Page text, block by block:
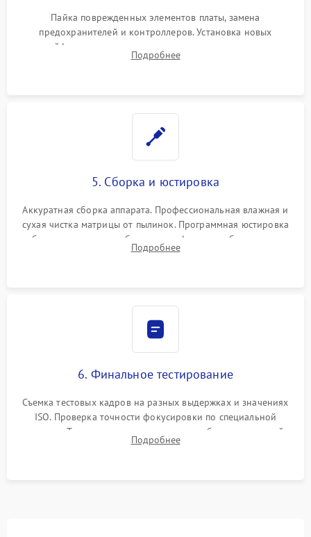
Пайка поврежденных элементов платы, замена
предохранителей и контроллеров. Установка новых
шлейфов, дисплея, механизма затвора или двигателя
автофокуса. Восстановление геометрии тубуса объектива
Подробнее
5. Сборка и юстировка
Аккуратная сборка аппарата. Профессиональная влажная и
сухая чистка матрицы от пылинок. Программная юстировка
рабочего отрезка, калибровка автофокуса, стабилизатора и
экспозамера с помощью сервисного ПО.
Подробнее
6. Финальное тестирование
Съемка тестовых кадров на разных выдержках и значениях
ISO. Проверка точности фокусировки по специальной
мишени. Тест записи на карту памяти, работы встроенной
вспышки, микрофона и всех кнопок управления.
Подробнее